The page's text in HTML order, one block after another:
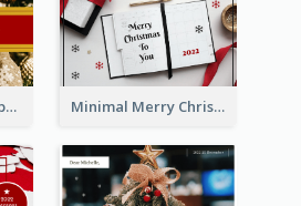
Gold And Red Happy Christmas Holidays Postcard Minimal Merry Christmas To You Postcard